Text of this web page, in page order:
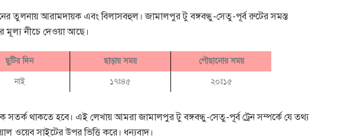
তুলনায় আরামদায়ক এবং বিলাসবহুল। জামালপুর টু বঙ্গবন্ধু-সেতু-পূর্ব রুটের সমস্ত
মূল্য নীচে দেওয়া আছে।
ছুটির দিন ছাড়ায় সময় পৌছানোর সময়
নাই ১৭ঃ৪৫ ২০ঃ১৫
সতর্ক থাকতে হবে। এই লেখায় আমরা জামালপুর টু বঙ্গবন্ধু-সেতু-পূর্ব ট্রেন সম্পর্কে যে তথ্য
ওয়েব সাইটের উপর ভিত্তি করে। ধন্যবাদ।